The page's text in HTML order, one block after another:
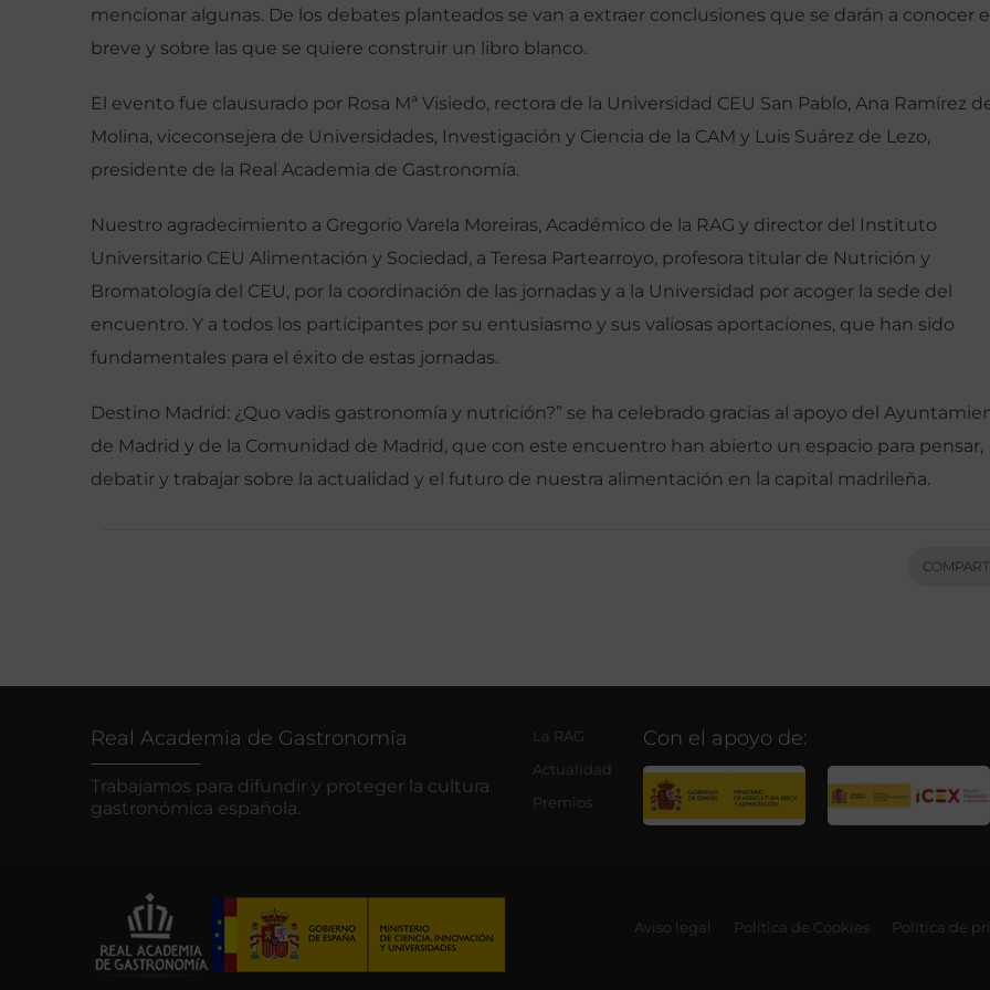
mencionar algunas. De los debates planteados se van a extraer conclusiones que se darán a conocer
breve y sobre las que se quiere construir un libro blanco.
El evento fue clausurado por Rosa Mª Visiedo, rectora de la Universidad CEU San Pablo, Ana Ramírez
Molina, viceconsejera de Universidades, Investigación y Ciencia de la CAM y Luis Suárez de Lezo,
presidente de la Real Academia de Gastronomía.
Nuestro agradecimiento a Gregorio Varela Moreiras, Académico de la RAG y director del Instituto
Universitario CEU Alimentación y Sociedad, a Teresa Partearroyo, profesora titular de Nutrición y
Bromatología del CEU, por la coordinación de las jornadas y a la Universidad por acoger la sede del
encuentro. Y a todos los participantes por su entusiasmo y sus valiosas aportaciones, que han sido
fundamentales para el éxito de estas jornadas.
Destino Madrid: ¿Quo vadis gastronomía y nutrición?” se ha celebrado gracias al apoyo del
de Madrid y de la Comunidad de Madrid, que con este encuentro han abierto un espacio para pensar,
debatir y trabajar sobre la actualidad y el futuro de nuestra alimentación en la capital madrileña.
Real Academia de Gastronomía
Trabajamos para difundir y proteger la cultura
gastronómica española.
La RAG
Actualidad
Premios
Con el apoyo de:
Aviso legal Política de Cookies Política de